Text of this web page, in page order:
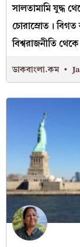
সালতামামি যুদ্ধ
চোরাস্রোত।
বিশ্বরাজনীতি
ডাকবাংলা.কম